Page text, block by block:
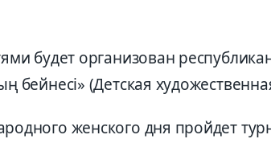
будет организован
бейнесі» (Детская
женского дня пройдет